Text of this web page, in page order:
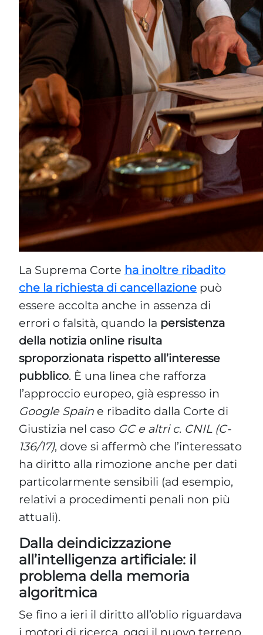
La Suprema Corte ha inoltre ribadito
che la richiesta di cancellazione può
essere accolta anche in assenza di
errori o falsità, quando la persistenza
della notizia online risulta
sproporzionata rispetto all’interesse
pubblico. È una linea che rafforza
l’approccio europeo, già espresso in
Google Spain e ribadito dalla Corte di
Giustizia nel caso GC e altri c. CNIL (C-
136/17), dove si affermò che l’interessato
ha diritto alla rimozione anche per dati
particolarmente sensibili (ad esempio,
relativi a procedimenti penali non più
attuali).
Dalla deindicizzazione
all’intelligenza artificiale: il
problema della memoria
algoritmica
Se fino a ieri il diritto all’oblio riguardava
i motori di ricerca, oggi il nuovo terreno